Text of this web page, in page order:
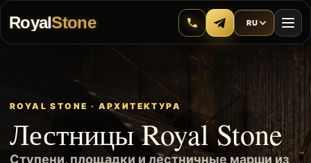
RoyalStone RU
ROYAL STONE · АРХИТЕКТУРА
Лестницы Royal Stone
Ступени, площадки и лестничные марши из